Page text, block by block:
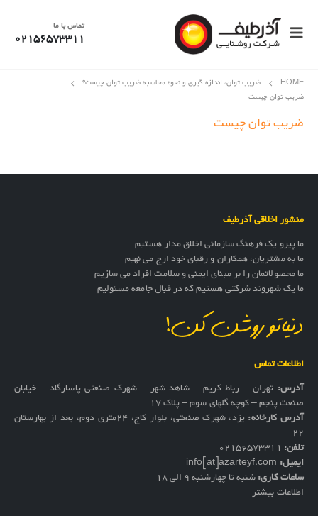
تماس با ما
02156573311
HOME
ضریب توان، اندازه گیری و نحوه محاسبه ضریب توان چیست؟
ضریب توان چیست
ضریب توان چیست
منشور اخلاقی آذرطیف
ما پیرو یک فرهنگ سازمانی اخلاق مدار هستیم
ما به مشتریان، همکاران و رقبای خود ارج می نهیم
ما محصولاتمان را بر مبنای ایمنی و سلامت افراد می سازیم
ما یک شهروند شرکتی هستیم که در قبال جامعه مسئولیم
دنیاتو روشن کن!
اطلاعات تماس
آدرس: تهران – رباط کریم – شاهد شهر – شهرک صنعتی پاسارگاد – خیابان
صنعت پنجم – کوچه گلهای سوم – پلاک 17
آدرس کارخانه:
یزد، شهرک صنعتی، بلوار کاج، ۲۴متری دوم، بعد از بهارستان
۲۲
تلفن: 02156573311
ایمیل: info[at]azarteyf.com
ساعات کاری: شنبه تا چهارشنبه 9 الی 18
اطلاعات بیشتر